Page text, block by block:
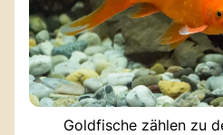
Goldfische zählen zu